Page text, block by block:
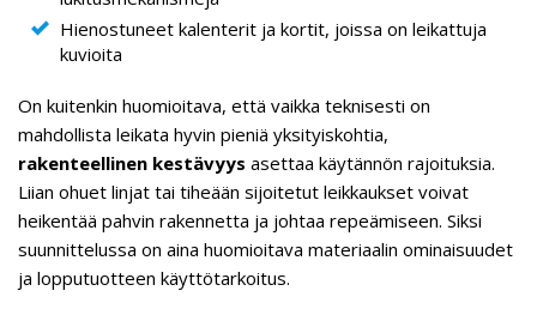
Hienostuneet kalenterit ja kortit, joissa on leikattuja
kuvioita
On kuitenkin huomioitava, että vaikka teknisesti on
mahdollista leikata hyvin pieniä yksityiskohtia,
rakenteellinen kestävyys asettaa käytännön rajoituksia.
Liian ohuet linjat tai tiheään sijoitetut leikkaukset voivat
heikentää pahvin rakennetta ja johtaa repeämiseen. Siksi
suunnittelussa on aina huomioitava materiaalin ominaisuudet
ja lopputuotteen käyttötarkoitus.